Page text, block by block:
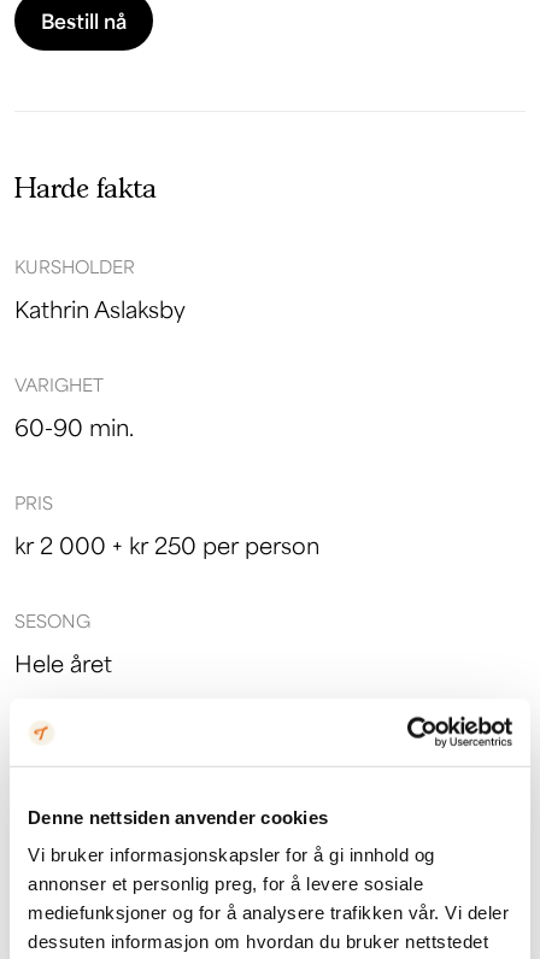
Denne nettsiden anvender cookies
Vi bruker informasjonskapsler for å gi innhold og
annonser et personlig preg, for å levere sosiale
mediefunksjoner og for å analysere trafikken vår. Vi deler
dessuten informasjon om hvordan du bruker nettstedet
Bestill nå
Harde fakta
KURSHOLDER
Kathrin Aslaksby
VARIGHET
60-90 min.
PRIS
kr 2 000 + kr 250 per person
SESONG
Hele året
PASSER FOR
GRUPPESTØRRELSE
8-25 pers.